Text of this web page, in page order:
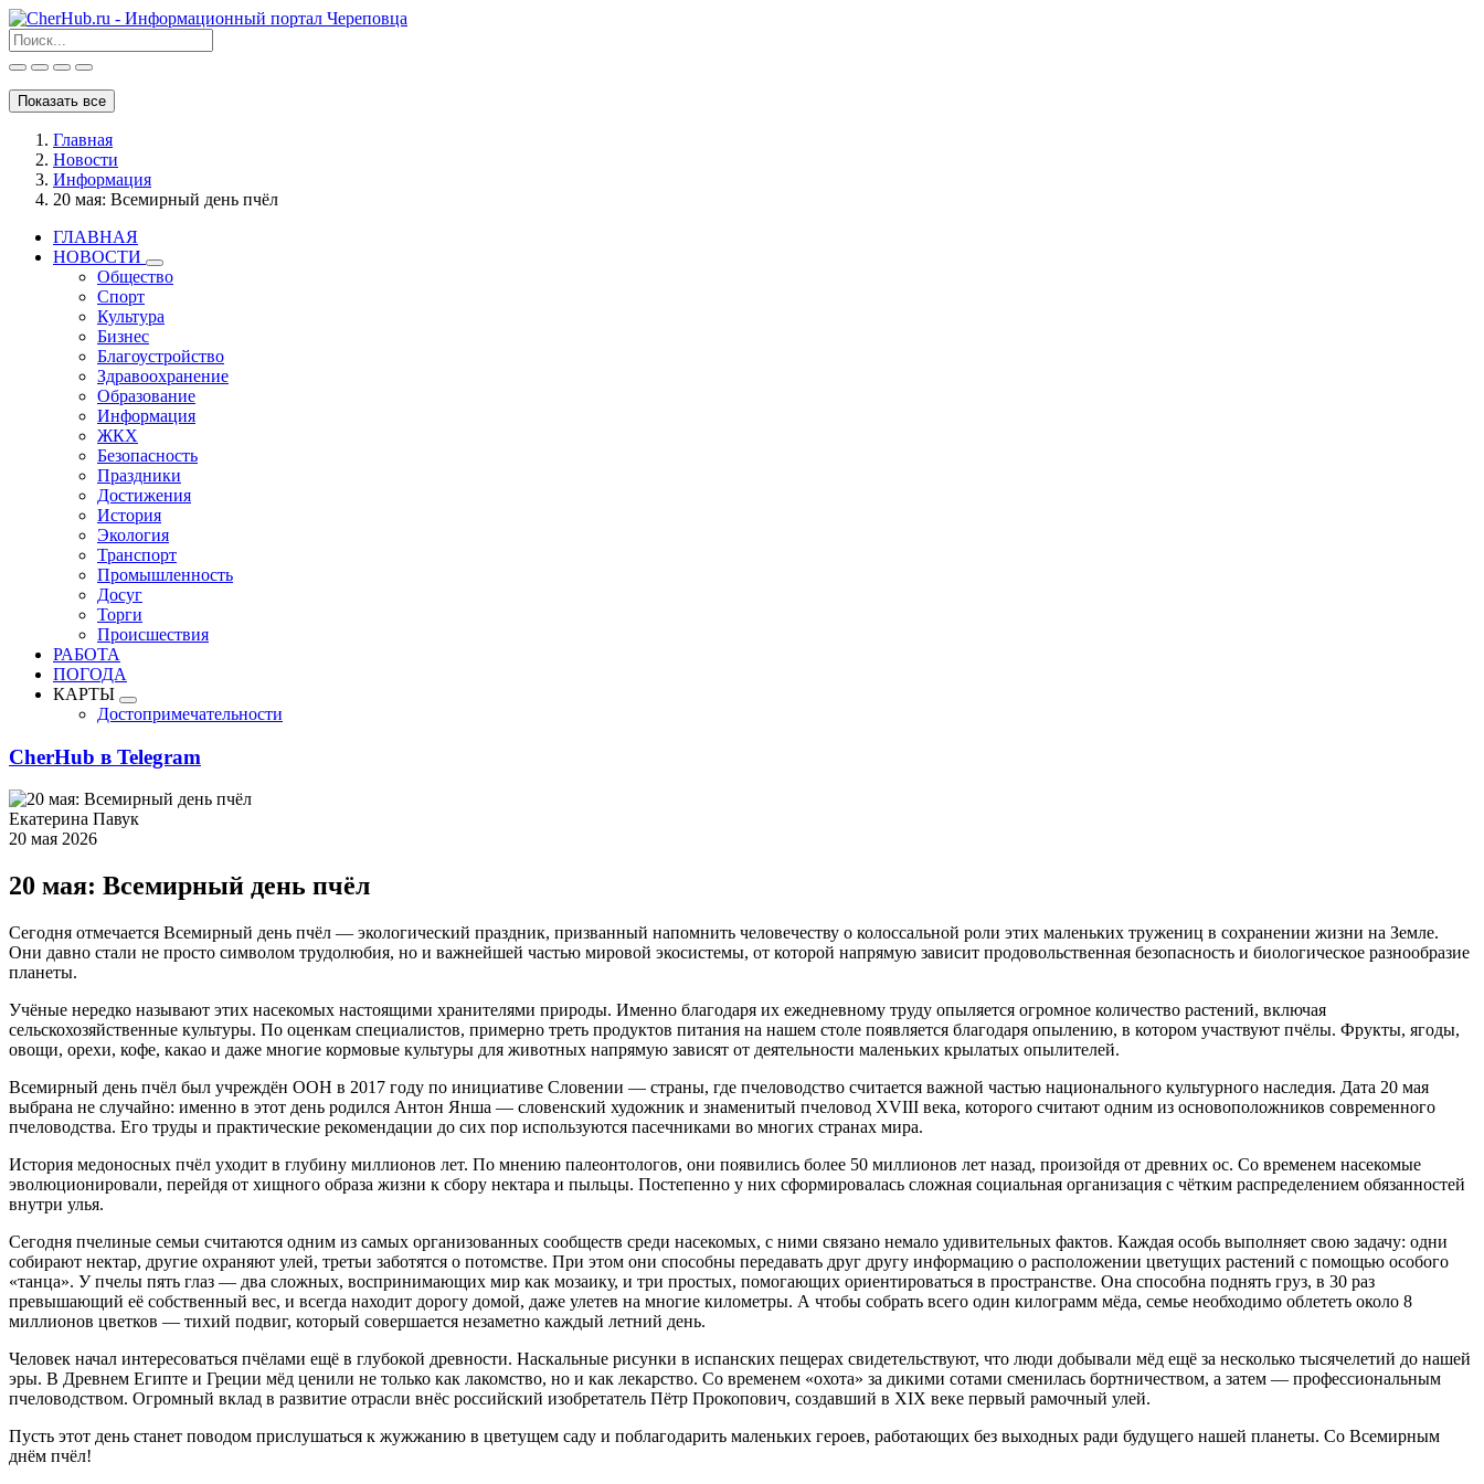
Показать все
Главная
Новости
Информация
20 мая: Всемирный день пчёл
ГЛАВНАЯ
НОВОСТИ
Общество
Спорт
Культура
Бизнес
Благоустройство
Здравоохранение
Образование
Информация
ЖКХ
Безопасность
Праздники
Достижения
История
Экология
Транспорт
Промышленность
Досуг
Торги
Происшествия
РАБОТА
ПОГОДА
КАРТЫ
Достопримечательности
CherHub в Telegram
Екатерина Павук
20 мая 2026
20 мая: Всемирный день пчёл
Сегодня отмечается Всемирный день пчёл — экологический праздник, призванный напомнить человечеству о колоссальной роли этих маленьких тружениц в сохранении жизни на Земле.
Они давно стали не просто символом трудолюбия, но и важнейшей частью мировой экосистемы, от которой напрямую зависит продовольственная безопасность и биологическое разнообразие
планеты.
Учёные нередко называют этих насекомых настоящими хранителями природы. Именно благодаря их ежедневному труду опыляется огромное количество растений, включая
сельскохозяйственные культуры. По оценкам специалистов, примерно треть продуктов питания на нашем столе появляется благодаря опылению, в котором участвуют пчёлы. Фрукты, ягоды,
овощи, орехи, кофе, какао и даже многие кормовые культуры для животных напрямую зависят от деятельности маленьких крылатых опылителей.
Всемирный день пчёл был учреждён ООН в 2017 году по инициативе Словении — страны, где пчеловодство считается важной частью национального культурного наследия. Дата 20 мая
выбрана не случайно: именно в этот день родился Антон Янша — словенский художник и знаменитый пчеловод XVIII века, которого считают одним из основоположников современного
пчеловодства. Его труды и практические рекомендации до сих пор используются пасечниками во многих странах мира.
История медоносных пчёл уходит в глубину миллионов лет. По мнению палеонтологов, они появились более 50 миллионов лет назад, произойдя от древних ос. Со временем насекомые
эволюционировали, перейдя от хищного образа жизни к сбору нектара и пыльцы. Постепенно у них сформировалась сложная социальная организация с чётким распределением обязанностей
внутри улья.
Сегодня пчелиные семьи считаются одним из самых организованных сообществ среди насекомых, с ними связано немало удивительных фактов. Каждая особь выполняет свою задачу: одни
собирают нектар, другие охраняют улей, третьи заботятся о потомстве. При этом они способны передавать друг другу информацию о расположении цветущих растений с помощью особого
«танца». У пчелы пять глаз — два сложных, воспринимающих мир как мозаику, и три простых, помогающих ориентироваться в пространстве. Она способна поднять груз, в 30 раз
превышающий её собственный вес, и всегда находит дорогу домой, даже улетев на многие километры. А чтобы собрать всего один килограмм мёда, семье необходимо облететь около 8
миллионов цветков — тихий подвиг, который совершается незаметно каждый летний день.
Человек начал интересоваться пчёлами ещё в глубокой древности. Наскальные рисунки в испанских пещерах свидетельствуют, что люди добывали мёд ещё за несколько тысячелетий до нашей
эры. В Древнем Египте и Греции мёд ценили не только как лакомство, но и как лекарство. Со временем «охота» за дикими сотами сменилась бортничеством, а затем — профессиональным
пчеловодством. Огромный вклад в развитие отрасли внёс российский изобретатель Пётр Прокопович, создавший в XIX веке первый рамочный улей.
Пусть этот день станет поводом прислушаться к жужжанию в цветущем саду и поблагодарить маленьких героев, работающих без выходных ради будущего нашей планеты. Со Всемирным
днём пчёл!